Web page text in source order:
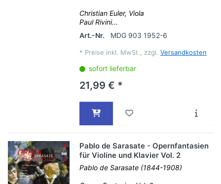
Christian Euler, Viola
Paul Rivini...
Art.-Nr.
MDG 903 1952-6
* Preise inkl. MwSt., zzgl. Versandkosten
sofort lieferbar
21,99 € *
Pablo de Sarasate - Opernfantasien
für Violine und Klavier Vol. 2
Pablo de Sarasate (1844-1908)